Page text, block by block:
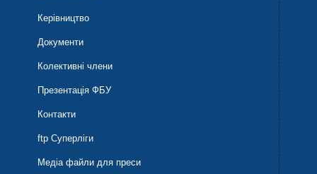
Керівництво
Документи
Колективні члени
Презентація ФБУ
Контакти
ftp Суперліги
Медіа файли для преси